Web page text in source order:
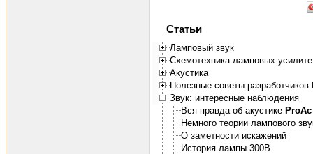
Статьи
Ламповый звук
Схемотехника ламповых
Акустика
Полезные советы разработчиков
Звук: интересные наблюдения
Вся правда об акустике ProAc
Немного теории лампового
О заметности искажений
История лампы 300B